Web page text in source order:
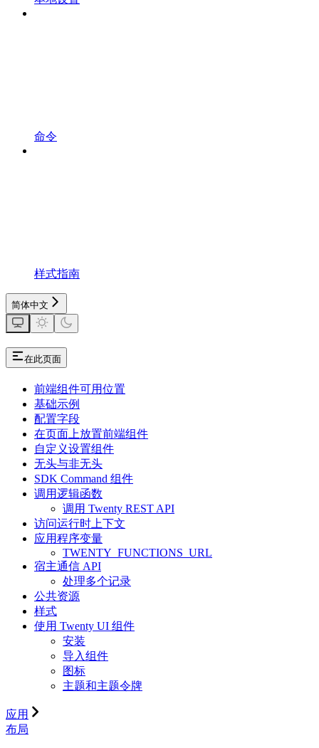
命令
样式指南
简体中文
在此页面
前端组件可用位置
基础示例
配置字段
在页面上放置前端组件
自定义设置组件
无头与非无头
SDK Command 组件
调用逻辑函数
调用 Twenty REST API
访问运行时上下文
应用程序变量
TWENTY_FUNCTIONS_URL
宿主通信 API
处理多个记录
公共资源
样式
使用 Twenty UI 组件
安装
导入组件
图标
主题和主题令牌
应用
布局